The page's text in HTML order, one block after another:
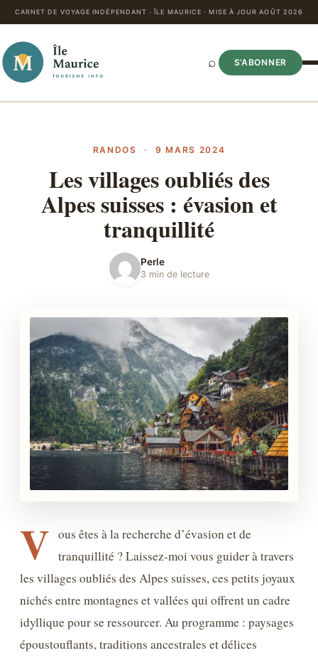
CARNET DE VOYAGE INDÉPENDANT · ÎLE MAURICE · MISE À JOUR AOÛT 2026
⌕ S’ABONNER
RANDOS · 9 MARS 2024
Les villages oubliés des
Alpes suisses : évasion et
tranquillité
Perle
3 min de lecture
V ous êtes à la recherche d’évasion et de
tranquillité ? Laissez-moi vous guider à travers
les villages oubliés des Alpes suisses, ces petits joyaux
nichés entre montagnes et vallées qui offrent un cadre
idyllique pour se ressourcer. Au programme : paysages
époustouflants, traditions ancestrales et délices